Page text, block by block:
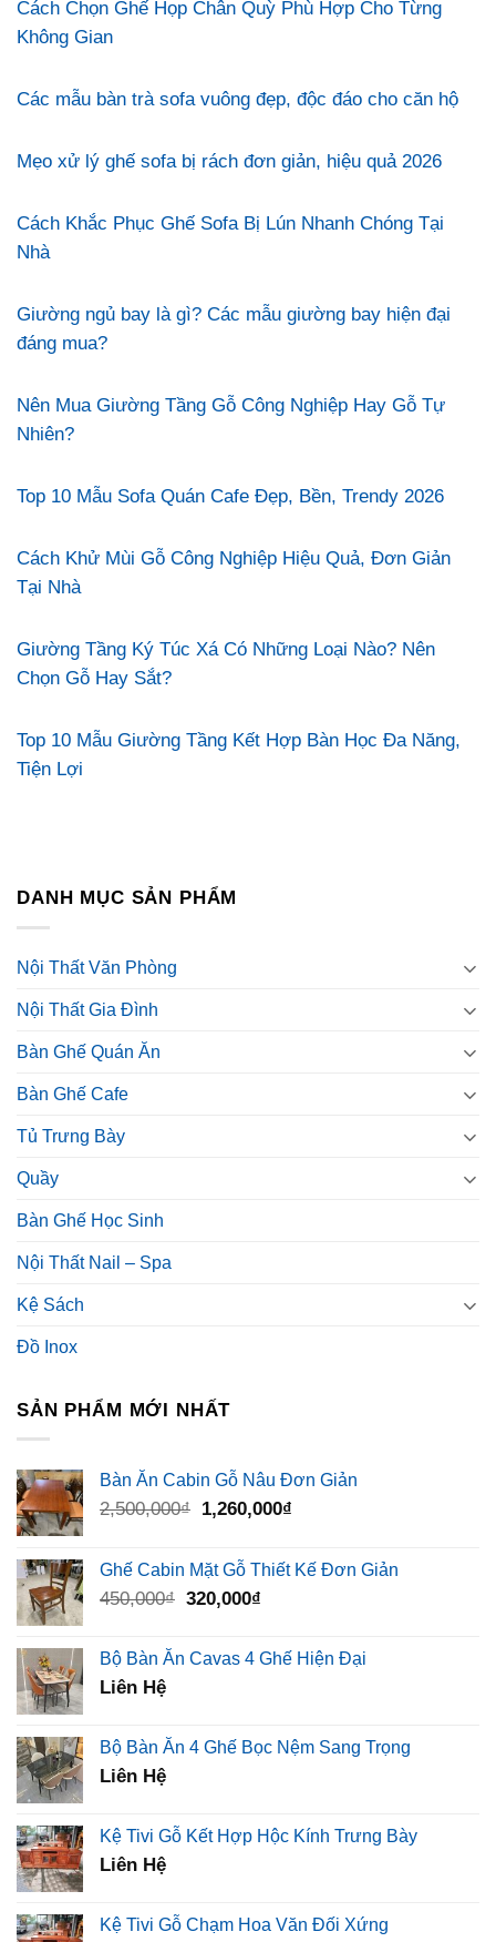
Cách Chọn Ghế Họp Chân Quỳ Phù Hợp Cho Từng
Không Gian
Các mẫu bàn trà sofa vuông đẹp, độc đáo cho căn hộ
Mẹo xử lý ghế sofa bị rách đơn giản, hiệu quả 2026
Cách Khắc Phục Ghế Sofa Bị Lún Nhanh Chóng Tại
Nhà
Giường ngủ bay là gì? Các mẫu giường bay hiện đại
đáng mua?
Nên Mua Giường Tầng Gỗ Công Nghiệp Hay Gỗ Tự
Nhiên?
Top 10 Mẫu Sofa Quán Cafe Đẹp, Bền, Trendy 2026
Cách Khử Mùi Gỗ Công Nghiệp Hiệu Quả, Đơn Giản
Tại Nhà
Giường Tầng Ký Túc Xá Có Những Loại Nào? Nên
Chọn Gỗ Hay Sắt?
Top 10 Mẫu Giường Tầng Kết Hợp Bàn Học Đa Năng,
Tiện Lợi
DANH MỤC SẢN PHẨM
Nội Thất Văn Phòng
Nội Thất Gia Đình
Bàn Ghế Quán Ăn
Bàn Ghế Cafe
Tủ Trưng Bày
Quầy
Bàn Ghế Học Sinh
Nội Thất Nail – Spa
Kệ Sách
Đồ Inox
SẢN PHẨM MỚI NHẤT
Bàn Ăn Cabin Gỗ Nâu Đơn Giản
2,500,000₫ Giá
2,500,000₫.
1,260,000₫
là:
Ghế Cabin Mặt Gỗ Thiết Kế Đơn Giản
450,000₫ Giá
là:
450,000₫.
320,000₫
tại
là:
Bộ Bàn Ăn Cavas 4 Ghế Hiện Đại
Liên Hệ
Bộ Bàn Ăn 4 Ghế Bọc Nệm Sang Trọng
Liên Hệ
Kệ Tivi Gỗ Kết Hợp Hộc Kính Trưng Bày
Liên Hệ
Kệ Tivi Gỗ Chạm Hoa Văn Đối Xứng